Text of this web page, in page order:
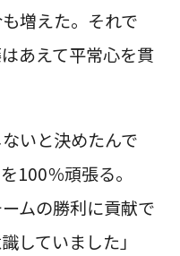
増えた。それで
あえて平常心を貫
いと決めたんで
100％頑張る。
ムの勝利に貢献で
していました」